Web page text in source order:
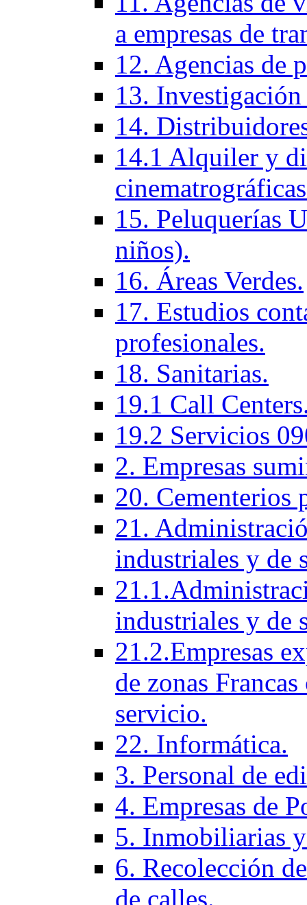
a empresas de
12. Agencias de
13.
14.
14.1 Alquiler y
15. Peluquerí­as
niños).
16. Áreas Verdes.
17. Estudios
profesionales.
18. Sanitarias.
19.1 Call
19.2 Servicios
2. Empresas
20. Cementerios
21.
industriales y de
industriales y de
21.2.Empresas
de zonas
servicio.
22. Informática.
3. Personal de
4. Empresas de
5. Inmobiliarias
6. Recolección
de calles.